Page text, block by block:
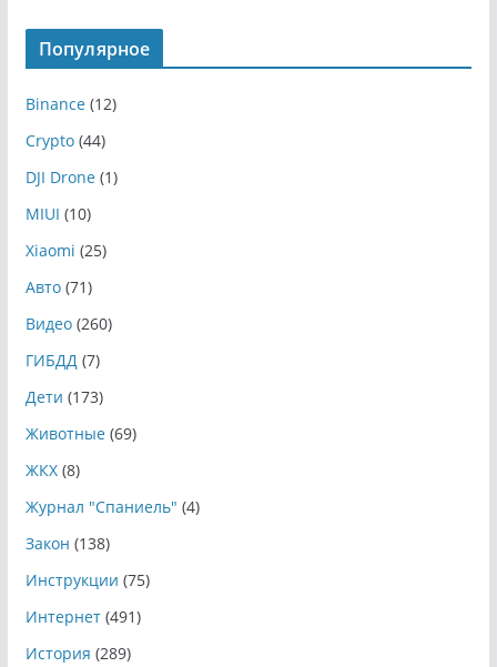
Популярное
Binance(12)
Crypto(44)
DJI Drone(1)
MIUI (10)
Xiaomi (25)
Авто(71)
Видео(260)
ГИБДД(7)
Дети (173)
Животные(69)
ЖКХ(8)
Журнал "Спаниель" (4)
Закон (138)
Инструкции (75)
Интернет(491)
История (289)